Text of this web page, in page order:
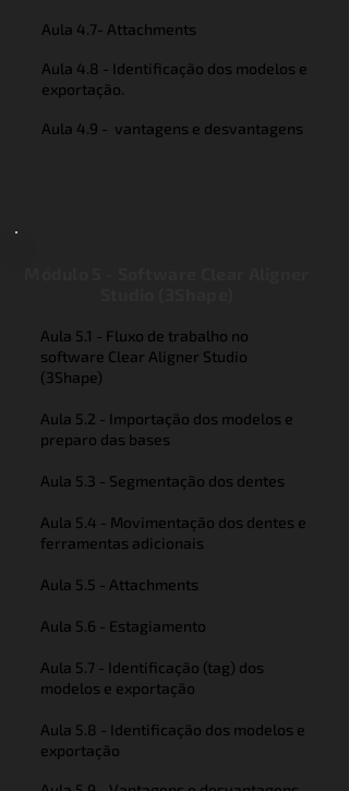
Aula 4.7- Attachments
Aula 4.8 - Identificação dos modelos e
exportação.
Aula 4.9 - vantagens e desvantagens
Aula 5.1 - Fluxo de trabalho no
software Clear Aligner Studio
(3Shape)
Aula 5.2 - Importação dos modelos e
preparo das bases
Aula 5.3 - Segmentação dos dentes
Aula 5.4 - Movimentação dos dentes e
ferramentas adicionais
Aula 5.5 - Attachments
Aula 5.6 - Estagiamento
Aula 5.7 - Identificação (tag) dos
modelos e exportação
Aula 5.8 - Identificação dos modelos e
exportação